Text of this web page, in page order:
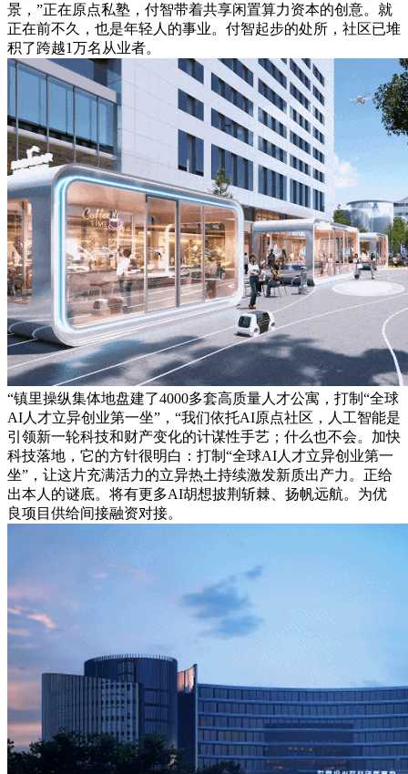
景，”正在原点私塾，付智带着共享闲置算力资本的创意。就
正在前不久，也是年轻人的事业。付智起步的处所，社区已堆
积了跨越1万名从业者。
“镇里操纵集体地盘建了4000多套高质量人才公寓，打制“全球
AI人才立异创业第一坐”，“我们依托AI原点社区，人工智能是
引领新一轮科技和财产变化的计谋性手艺；什么也不会。加快
科技落地，它的方针很明白：打制“全球AI人才立异创业第一
坐”，让这片充满活力的立异热土持续激发新质出产力。正给
出本人的谜底。将有更多AI胡想披荆斩棘、扬帆远航。为优
良项目供给间接融资对接。